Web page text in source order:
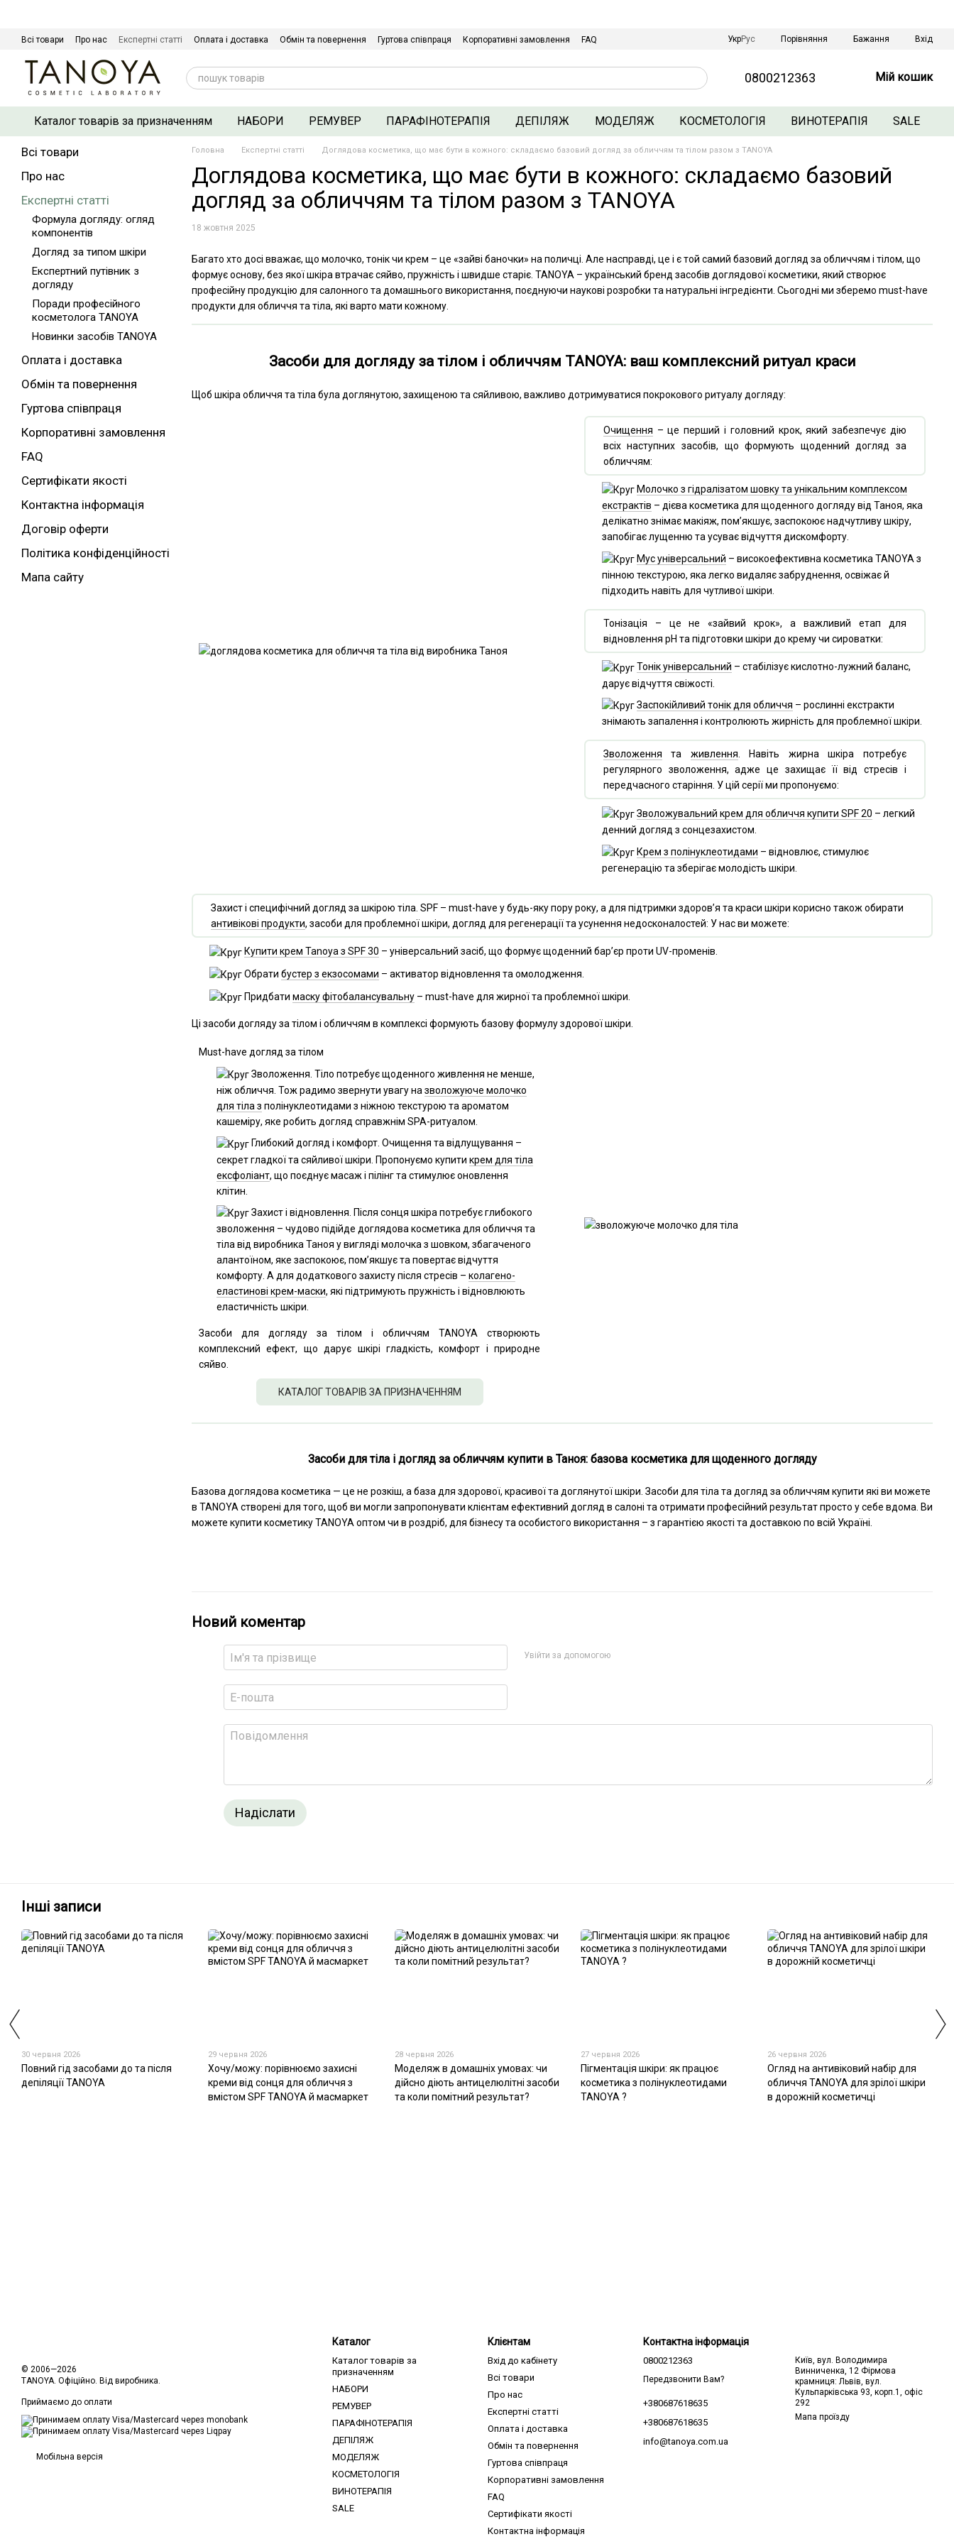
Всі товари Про нас Експертні статті Оплата і доставка Обмін та повернення Гуртова співпраця Корпоративні замовлення
FAQ
УкрРус Порівняння Бажання Вхід
0800212363 Мій кошик
Каталог товарів за призначенням НАБОРИ РЕМУВЕР ПАРАФІНОТЕРАПІЯ ДЕПІЛЯЖ МОДЕЛЯЖ КОСМЕТОЛОГІЯ ВИНОТЕРАПІЯ SALE
Головна Експертні статті Доглядова косметика, що має бути в кожного: складаємо базовий догляд за обличчям та тілом разом з TANOYA
Доглядова косметика, що має бути в кожного: складаємо базовий
догляд за обличчям та тілом разом з TANOYA
18 жовтня 2025
Багато хто досі вважає, що молочко, тонік чи крем – це «зайві баночки» на поличці. Але насправді, це і є той самий базовий догляд за обличчям і тілом, що
формує основу, без якої шкіра втрачає сяйво, пружність і швидше старіє. TANOYA – український бренд засобів доглядової косметики, який створює
професійну продукцію для салонного та домашнього використання, поєднуючи наукові розробки та натуральні інгредієнти. Сьогодні ми зберемо must-have
продукти для обличчя та тіла, які варто мати кожному.
Засоби для догляду за тілом і обличчям TANOYA: ваш комплексний ритуал краси
Щоб шкіра обличчя та тіла була доглянутою, захищеною та сяйливою, важливо дотримуватися покрокового ритуалу догляду:
Очищення – це перший і головний крок, який забезпечує дію
всіх наступних засобів, що формують щоденний догляд за
обличчям:
Молочко з гідралізатом шовку та унікальним комплексом
екстрактів – дієва косметика для щоденного догляду від Таноя, яка
делікатно знімає макіяж, пом’якшує, заспокоює надчутливу шкіру,
запобігає лущенню та усуває відчуття дискомфорту.
Мус універсальний – високоефективна косметика TANOYA з
пінною текстурою, яка легко видаляє забруднення, освіжає й
підходить навіть для чутливої шкіри.
Тонізація – це не «зайвий крок», а важливий етап для
відновлення pH та підготовки шкіри до крему чи сироватки:
Тонік універсальний – стабілізує кислотно-лужний баланс,
дарує відчуття свіжості.
Заспокійливий тонік для обличчя – рослинні екстракти
знімають запалення і контролюють жирність для проблемної шкіри.
Зволоження та живлення. Навіть жирна шкіра потребує
регулярного зволоження, адже це захищає її від стресів і
передчасного старіння. У цій серії ми пропонуємо:
Зволожувальний крем для обличчя купити SPF 20 – легкий
денний догляд з сонцезахистом.
Крем з полінуклеотидами – відновлює, стимулює
регенерацію та зберігає молодість шкіри.
Захист і специфічний догляд за шкірою тіла. SPF – must-have у будь-яку пору року, а для підтримки здоров’я та краси шкіри корисно також обирати
антивікові продукти, засоби для проблемної шкіри, догляд для регенерації та усунення недосконалостей: У нас ви можете:
Купити крем Tanoya з SPF 30 – універсальний засіб, що формує щоденний бар’єр проти UV-променів.
Обрати бустер з екзосомами – активатор відновлення та омолодження.
Придбати маску фітобалансувальну – must-have для жирної та проблемної шкіри.
Ці засоби догляду за тілом і обличчям в комплексі формують базову формулу здорової шкіри.
Must-have догляд за тілом
Зволоження. Тіло потребує щоденного живлення не менше,
ніж обличчя. Тож радимо звернути увагу на зволожуюче молочко
для тіла з полінуклеотидами з ніжною текстурою та ароматом
кашеміру, яке робить догляд справжнім SPA-ритуалом.
Глибокий догляд і комфорт. Очищення та відлущування –
секрет гладкої та сяйливої шкіри. Пропонуємо купити крем для тіла
ексфоліант, що поєднує масаж і пілінг та стимулює оновлення
клітин.
Захист і відновлення. Після сонця шкіра потребує глибокого
зволоження – чудово підійде доглядова косметика для обличчя та
тіла від виробника Таноя у вигляді молочка з шовком, збагаченого
алантоїном, яке заспокоює, пом’якшує та повертає відчуття
комфорту. А для додаткового захисту після стресів – колагено-
еластинові крем-маски, які підтримують пружність і відновлюють
еластичність шкіри.
Засоби для догляду за тілом і обличчям TANOYA створюють
комплексний ефект, що дарує шкірі гладкість, комфорт і природне
сяйво.
КАТАЛОГ ТОВАРІВ ЗА ПРИЗНАЧЕННЯМ
Засоби для тіла і догляд за обличчям купити в Таноя: базова косметика для щоденного догляду
Базова доглядова косметика — це не розкіш, а база для здорової, красивої та доглянутої шкіри. Засоби для тіла та догляд за обличчям купити які ви можете
в TANOYA створені для того, щоб ви могли запропонувати клієнтам ефективний догляд в салоні та отримати професійний результат просто у себе вдома. Ви
можете купити косметику TANOYA оптом чи в роздріб, для бізнесу та особистого використання – з гарантією якості та доставкою по всій Україні.
Новий коментар
Увійти за допомогою
Надіслати
Всі товари
Про нас
Експертні статті
Формула догляду: огляд
компонентів
Догляд за типом шкіри
Експертний путівник з
догляду
Поради професійного
косметолога TANOYA
Новинки засобів TANOYA
Оплата і доставка
Обмін та повернення
Гуртова співпраця
Корпоративні замовлення
FAQ
Сертифікати якості
Контактна інформація
Договір оферти
Політика конфіденційності
Мапа сайту
Інші записи
30 червня 2026
Повний гід засобами до та після
депіляції TANOYA
29 червня 2026
Хочу/можу: порівнюємо захисні
креми від сонця для обличчя з
вмістом SPF TANOYA й масмаркет
28 червня 2026
Моделяж в домашніх умовах: чи
дійсно діють антицелюлітні засоби
та коли помітний результат?
27 червня 2026
Пігментація шкіри: як працює
косметика з полінуклеотидами
TANOYA ?
26 червня 2026
Огляд на антивіковий набір для
обличчя TANOYA для зрілої шкіри
в дорожній косметичці
© 2006—2026
TANOYA. Офіційно. Від виробника.
Приймаємо до оплати
Мобільна версія
Каталог
Каталог товарів за
призначенням
НАБОРИ
РЕМУВЕР
ПАРАФІНОТЕРАПІЯ
ДЕПІЛЯЖ
МОДЕЛЯЖ
КОСМЕТОЛОГІЯ
ВИНОТЕРАПІЯ
SALE
Клієнтам
Вхід до кабінету
Всі товари
Про нас
Експертні статті
Оплата і доставка
Обмін та повернення
Гуртова співпраця
Корпоративні замовлення
FAQ
Сертифікати якості
Контактна інформація
Контактна інформація
0800212363
Передзвонити Вам?
+380687618635
+380687618635
info@tanoya.com.ua
Київ, вул. Володимира
Винниченка, 12 Фірмова
крамниця: Львів, вул.
Кульпарківська 93, корп.1, офіс
292
Мапа проїзду